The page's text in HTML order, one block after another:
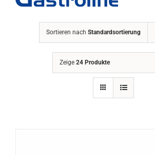
Sortieren nach Standardsortierung
Zeige 24 Produkte